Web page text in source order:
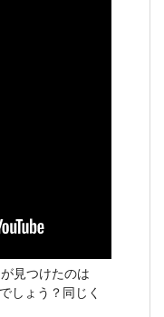
見つけたのは
しょう？同じく